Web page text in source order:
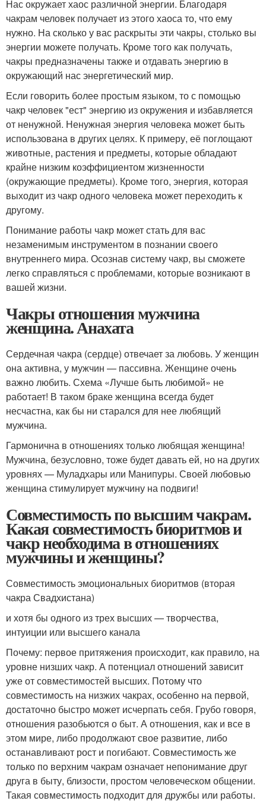
Нас окружает хаос различной энергии. Благодаря
чакрам человек получает из этого хаоса то, что ему
нужно. На сколько у вас раскрыты эти чакры, столько вы
энергии можете получать. Кроме того как получать,
чакры предназначены также и отдавать энергию в
окружающий нас энергетический мир.
Если говорить более простым языком, то с помощью
чакр человек "ест" энергию из окружения и избавляется
от ненужной. Ненужная энергия человека может быть
использована в других целях. К примеру, её поглощают
животные, растения и предметы, которые обладают
крайне низким коэффициентом жизненности
(окружающие предметы). Кроме того, энергия, которая
выходит из чакр одного человека может переходить к
другому.
Понимание работы чакр может стать для вас
незаменимым инструментом в познании своего
внутреннего мира. Осознав систему чакр, вы сможете
легко справляться с проблемами, которые возникают в
вашей жизни.
Чакры отношения мужчина
женщина. Анахата
Сердечная чакра (сердце) отвечает за любовь. У женщин
она активна, у мужчин — пассивна. Женщине очень
важно любить. Схема «Лучше быть любимой» не
работает! В таком браке женщина всегда будет
несчастна, как бы ни старался для нее любящий
мужчина.
Гармонична в отношениях только любящая женщина!
Мужчина, безусловно, тоже будет давать ей, но на других
уровнях — Муладхары или Манипуры. Своей любовью
женщина стимулирует мужчину на подвиги!
Совместимость по высшим чакрам.
Какая совместимость биоритмов и
чакр необходима в отношениях
мужчины и женщины?
Совместимость эмоциональных биоритмов (вторая
чакра Свадхистана)
и хотя бы одного из трех высших — творчества,
интуиции или высшего канала
Почему: первое притяжения происходит, как правило, на
уровне низших чакр. А потенциал отношений зависит
уже от совместимостей высших. Потому что
совместимость на низжих чакрах, особенно на первой,
достаточно быстро может исчерпать себя. Грубо говоря,
отношения разобьются о быт. А отношения, как и все в
этом мире, либо продолжают свое развитие, либо
останавливают рост и погибают. Совместимость же
только по верхним чакрам означает непонимание друг
друга в быту, близости, простом человеческом общении.
Такая совместимость подходит для дружбы или работы.